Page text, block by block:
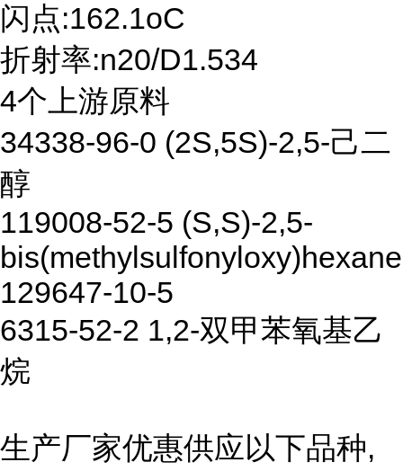
闪点:162.1oC
折射率:n20/D1.534
4个上游原料
34338-96-0 (2S,5S)-2,5-己二
醇
119008-52-5 (S,S)-2,5-
bis(methylsulfonyloxy)hexane
129647-10-5
6315-52-2 1,2-双甲苯氧基乙
烷
生产厂家优惠供应以下品种,